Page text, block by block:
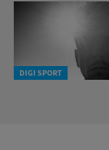
DIGI SPORT